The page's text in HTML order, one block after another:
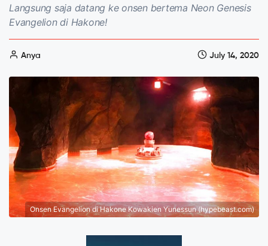
Langsung saja datang ke onsen bertema Neon Genesis
Evangelion di Hakone!
Anya July 14, 2020
Onsen Evangelion di Hakone Kowakien Yunessun (hypebeast.com)